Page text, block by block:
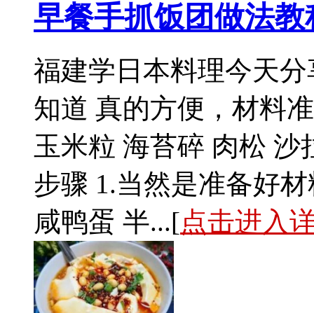
早餐手抓饭团做法教
福建学日本料理今天
知道 真的方便，材料
玉米粒 海苔碎 肉松
步骤 1.当然是准备好
咸鸭蛋 半...[点击进入